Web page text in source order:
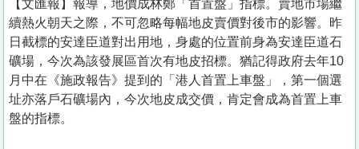
【文匯報】報導，地價成林鄭「首置盤」指標。賣地市場繼
續熱火朝天之際，不可忽略每幅地皮賣價對後市的影響。昨
日截標的安達臣道對出用地，身處的位置前身為安達臣道石
礦場，今次為該發展區首次有地皮招標。猶記得政府去年10
月中在《施政報告》提到的「港人首置上車盤」，第一個選
址亦落戶石礦場內，今次地皮成交價，肯定會成為首置上車
盤的指標。